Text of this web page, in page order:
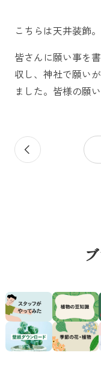
こちらは天井装飾
皆さんに願い事を
収し、神社で願い
ました。皆様の願
前
の